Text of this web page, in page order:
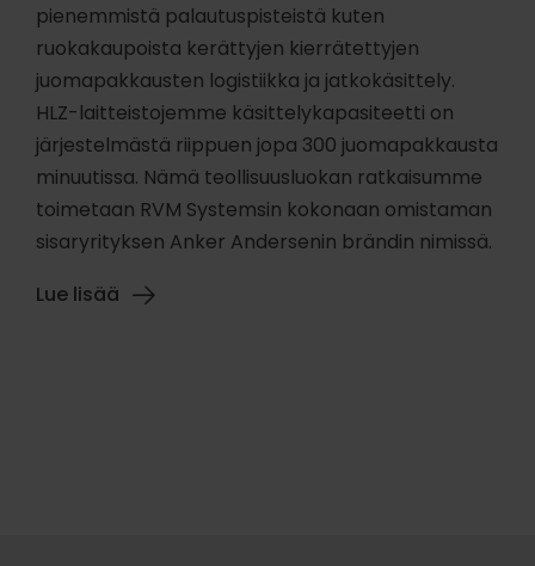
pienemmistä palautuspisteistä kuten
ruokakaupoista kerättyjen kierrätettyjen
juomapakkausten logistiikka ja jatkokäsittely.
HLZ-laitteistojemme käsittelykapasiteetti on
järjestelmästä riippuen jopa 300 juomapakkausta
minuutissa. Nämä teollisuusluokan ratkaisumme
toimetaan RVM Systemsin kokonaan omistaman
sisaryrityksen Anker Andersenin brändin nimissä.
Lue lisää